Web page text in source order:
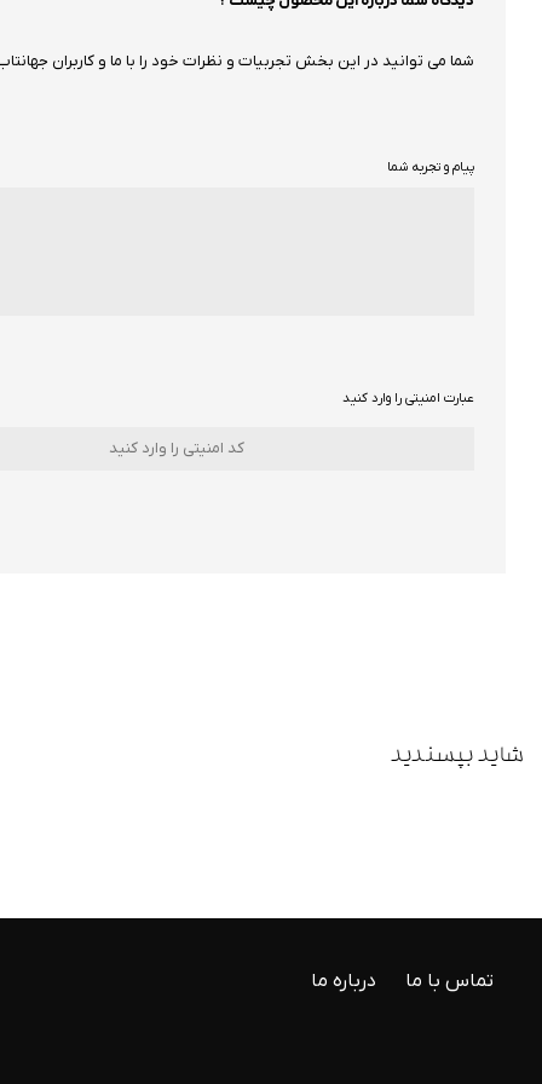
شما می توانید در این بخش تجربیات و نظرات خود را با ما و کاربران
پیام و تجربه شما
عبارت امنیتی را وارد کنید
شاید بپسندید
تماس با ما درباره ما